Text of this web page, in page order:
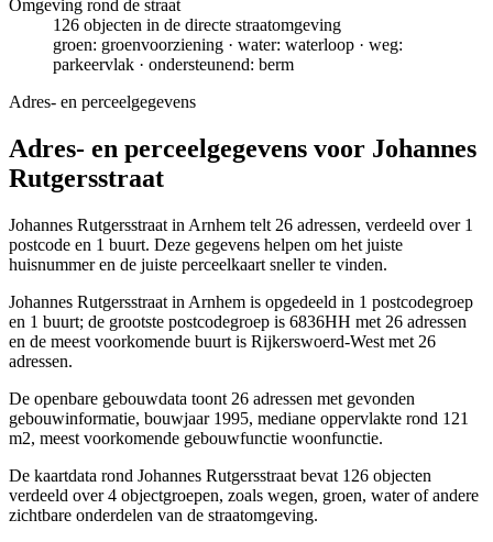
Omgeving rond de straat
126 objecten in de directe straatomgeving
groen: groenvoorziening · water: waterloop · weg:
parkeervlak · ondersteunend: berm
Adres- en perceelgegevens
Adres- en perceelgegevens voor Johannes
Rutgersstraat
Johannes Rutgersstraat in Arnhem telt 26 adressen, verdeeld over 1
postcode en 1 buurt. Deze gegevens helpen om het juiste
huisnummer en de juiste perceelkaart sneller te vinden.
Johannes Rutgersstraat in Arnhem is opgedeeld in 1 postcodegroep
en 1 buurt; de grootste postcodegroep is 6836HH met 26 adressen
en de meest voorkomende buurt is Rijkerswoerd-West met 26
adressen.
De openbare gebouwdata toont 26 adressen met gevonden
gebouwinformatie, bouwjaar 1995, mediane oppervlakte rond 121
m2, meest voorkomende gebouwfunctie woonfunctie.
De kaartdata rond Johannes Rutgersstraat bevat 126 objecten
verdeeld over 4 objectgroepen, zoals wegen, groen, water of andere
zichtbare onderdelen van de straatomgeving.